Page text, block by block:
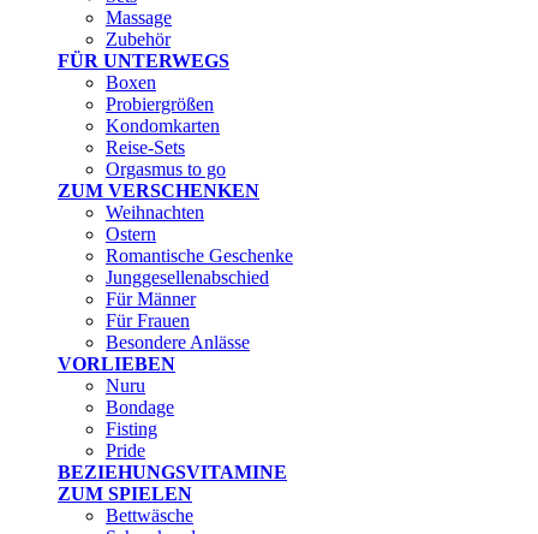
Massage
Zubehör
FÜR UNTERWEGS
Boxen
Probiergrößen
Kondomkarten
Reise-Sets
Orgasmus to go
ZUM VERSCHENKEN
Weihnachten
Ostern
Romantische Geschenke
Junggesellenabschied
Für Männer
Für Frauen
Besondere Anlässe
VORLIEBEN
Nuru
Bondage
Fisting
Pride
BEZIEHUNGSVITAMINE
ZUM SPIELEN
Bettwäsche